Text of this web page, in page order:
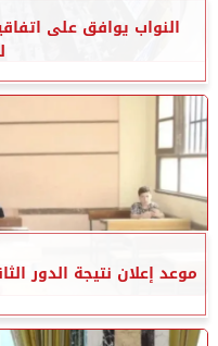
النواب يوافق على
موعد إعلان نتيجة الدور